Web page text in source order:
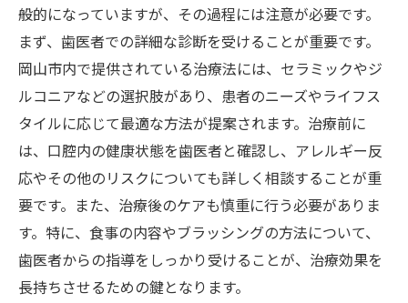
般的になっていますが、その過程には注意が必要です。
まず、歯医者での詳細な診断を受けることが重要です。
岡山市内で提供されている治療法には、セラミックやジ
ルコニアなどの選択肢があり、患者のニーズやライフス
タイルに応じて最適な方法が提案されます。治療前に
は、口腔内の健康状態を歯医者と確認し、アレルギー反
応やその他のリスクについても詳しく相談することが重
要です。また、治療後のケアも慎重に行う必要がありま
す。特に、食事の内容やブラッシングの方法について、
歯医者からの指導をしっかり受けることが、治療効果を
長持ちさせるための鍵となります。